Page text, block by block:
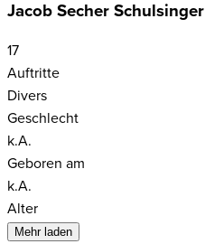
Jacob Secher Schulsinger
17
Auftritte
Divers
Geschlecht
k.A.
Geboren am
k.A.
Alter
Mehr laden